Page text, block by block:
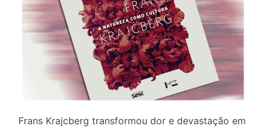
Frans Krajcberg transformou dor e devastação em